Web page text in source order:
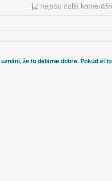
již nejsou další
že to děláme dobře. Pokud si